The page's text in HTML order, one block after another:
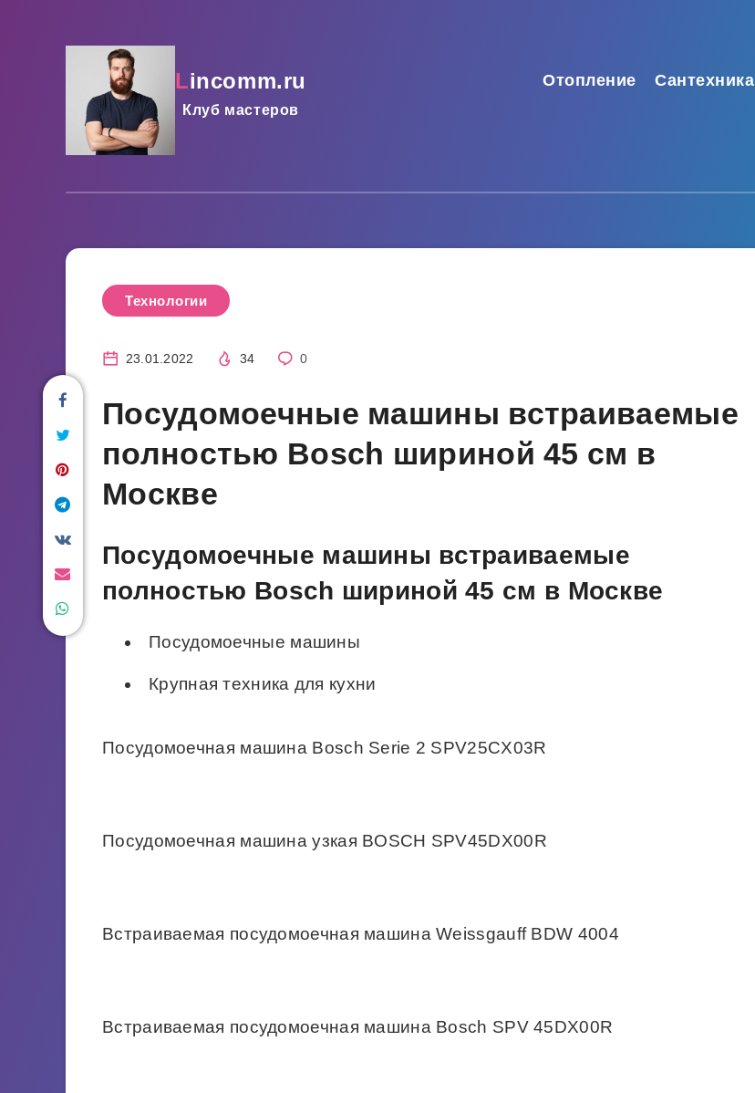
lincomm.ru
Клуб мастеров
Отопление Сантехника
Технологии
23.01.2022 34 0
Посудомоечные машины встраиваемые
полностью Bosch шириной 45 см в
Москве
Посудомоечные машины встраиваемые
полностью Bosch шириной 45 см в Москве
Посудомоечные машины
Крупная техника для кухни
Посудомоечная машина Bosch Serie 2 SPV25CX03R
Посудомоечная машина узкая BOSCH SPV45DX00R
Встраиваемая посудомоечная машина Weissgauff BDW 4004
Встраиваемая посудомоечная машина Bosch SPV 45DX00R